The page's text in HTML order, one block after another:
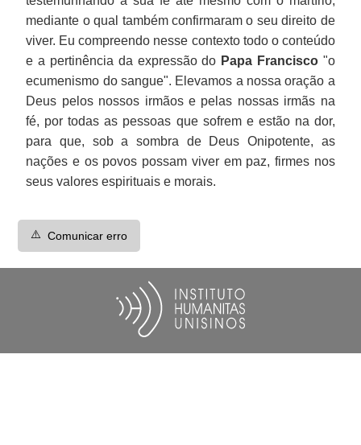
mediante o qual também confirmaram o seu direito de
viver. Eu compreendo nesse contexto todo o conteúdo
e a pertinência da expressão do Papa Francisco"o
ecumenismo do sangue". Elevamos a nossa oração a
Deus pelos nossos irmãos e pelas nossas irmãs na
fé, por todas as pessoas que sofrem e estão na dor,
para que, sob a sombra de Deus Onipotente, as
nações e os povos possam viver em paz, firmes nos
seus valores espirituais e morais.
⚠️ Comunicar erro